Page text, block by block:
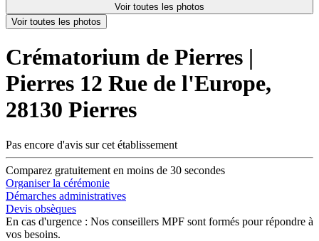
Voir toutes les photos
Voir toutes les photos
Crématorium de Pierres |
Pierres 12 Rue de l'Europe,
28130 Pierres
Pas encore d'avis sur cet établissement
Comparez gratuitement en moins de 30 secondes
Organiser la cérémonie
Démarches administratives
Devis obsèques
En cas d'urgence : Nos conseillers MPF sont formés pour répondre à
vos besoins.